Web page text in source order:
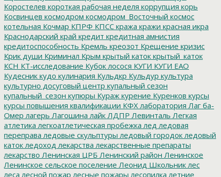
Коростелев короткая рабочая неделя коррупция корь
Косвинцев космодром космодром_Восточный космос
котельная Кочмар КПРФ КПСС кража кражи красная икра
Краснодарский край кредит кредитная амнистия
кредитоспособность Кремль креозот Крещение кризис
Крик души Криминал Крым крытый каток крытый_каток
КСН КТ-исследование Кубок лосося КУГИ КУГИ ЕАО
Кудесник кудо кулинария Кульдкр Кульдур культура
культурно досуговый центр купальный сезон
купальный_сезон купюры Кураж курение Куренков курсы
курсы повышения квалификации КФХ лаборатория Лаг ба-
Омер лагерь Лагошина лайк ЛДПР Левинталь Легкая
атлетика легкоатлетическая пробежка лед ледовая
переправа ледовые скульптуры ледовый городок ледовый
каток ледоход лекарства лекарственные препараты
лекарство Ленинская ЦРБ Ленинский район Ленинское
Ленинское сельское поселение Леонид Школьник лес
леса лесной пожар лесные пожары лесопилка летние